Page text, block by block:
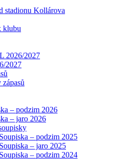
stadionu Kollárova
klubu
2026/2027
2027
– podzim 2026
– jaro 2026
Soupiska – podzim 2025
Soupiska – jaro 2025
Soupiska – podzim 2024